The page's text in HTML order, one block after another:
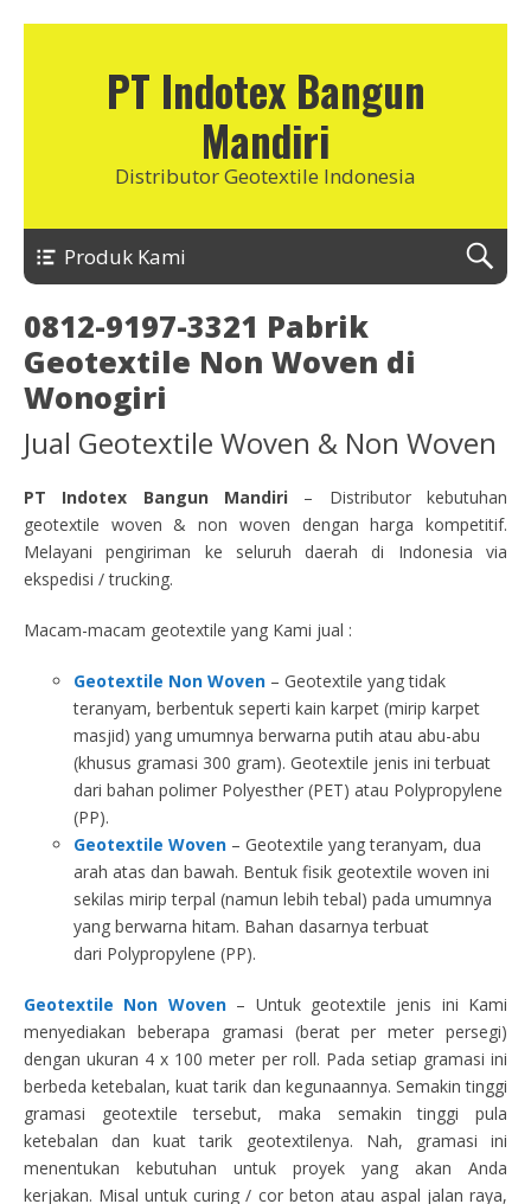
PT Indotex Bangun
Mandiri
Distributor Geotextile Indonesia
Produk Kami
0812-9197-3321 Pabrik
Geotextile Non Woven di
Wonogiri
Jual Geotextile Woven & Non Woven
PT Indotex Bangun Mandiri – Distributor kebutuhan
geotextile woven & non woven dengan harga kompetitif.
Melayani pengiriman ke seluruh daerah di Indonesia via
ekspedisi / trucking.
Macam-macam geotextile yang Kami jual :
Geotextile Non Woven – Geotextile yang tidak
teranyam, berbentuk seperti kain karpet (mirip karpet
masjid) yang umumnya berwarna putih atau abu-abu
(khusus gramasi 300 gram). Geotextile jenis ini terbuat
dari bahan polimer Polyesther (PET) atau Polypropylene
(PP).
Geotextile Woven – Geotextile yang teranyam, dua
arah atas dan bawah. Bentuk fisik geotextile woven ini
sekilas mirip terpal (namun lebih tebal) pada umumnya
yang berwarna hitam. Bahan dasarnya terbuat
dari Polypropylene (PP).
Geotextile Non Woven– Untuk geotextile jenis ini Kami
menyediakan beberapa gramasi (berat per meter persegi)
dengan ukuran 4 x 100 meter per roll. Pada setiap gramasi ini
berbeda ketebalan, kuat tarik dan kegunaannya. Semakin tinggi
gramasi geotextile tersebut, maka semakin tinggi pula
ketebalan dan kuat tarik geotextilenya. Nah, gramasi ini
menentukan kebutuhan untuk proyek yang akan Anda
kerjakan. Misal untuk curing / cor beton atau aspal jalan raya,